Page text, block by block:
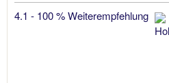
4.1 - 100 % Weiterempfehlung